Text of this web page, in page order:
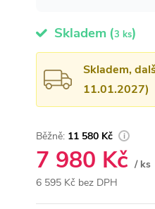
Skladem (3 ks)
Skladem,
11.01.2027)
11 580 Kč
7 980 Kč / ks
6 595 Kč bez DPH